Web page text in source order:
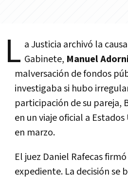
L a Justicia archivó la
Gabinete, Manuel Adorni
malversación de fondos
investigaba si hubo
participación de su pareja,
en un viaje oficial a
en marzo.
El juez Daniel Rafecas
expediente. La decisión se